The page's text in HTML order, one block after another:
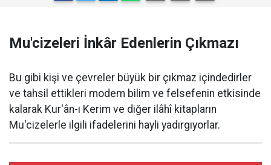
Mu'cizeleri İnkâr Edenlerin Çıkmazı
Bu gibi kişi ve çevreler büyük bir çıkmaz içindedirler
ve tahsil ettikleri modem bilim ve felsefenin etkisinde
kalarak Kur'ân-ı Kerim ve diğer ilâhî kitapların
Mu'cizelerle ilgili ifadelerini hayli yadırgıyorlar.